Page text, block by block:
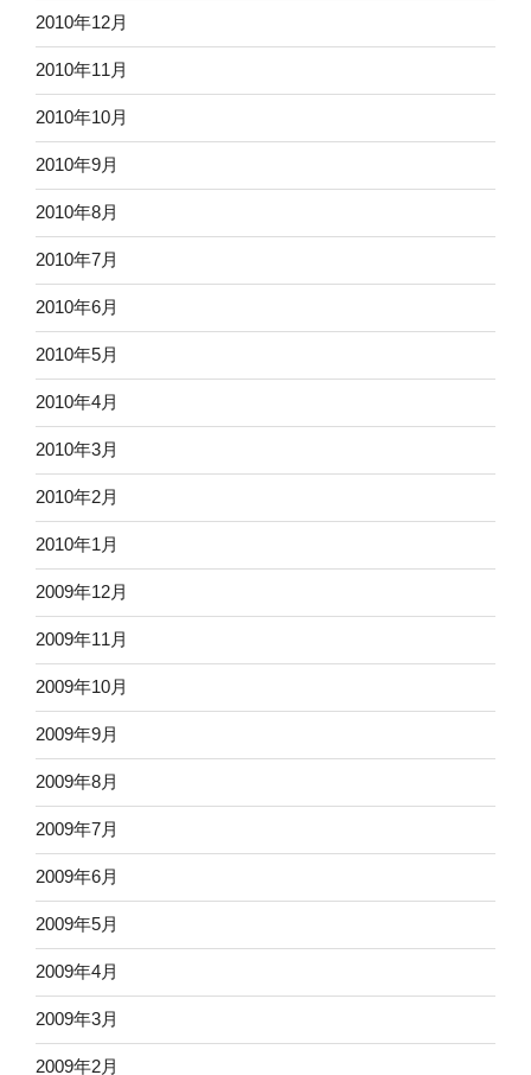
2010年12月
2010年11月
2010年10月
2010年9月
2010年8月
2010年7月
2010年6月
2010年5月
2010年4月
2010年3月
2010年2月
2010年1月
2009年12月
2009年11月
2009年10月
2009年9月
2009年8月
2009年7月
2009年6月
2009年5月
2009年4月
2009年3月
2009年2月